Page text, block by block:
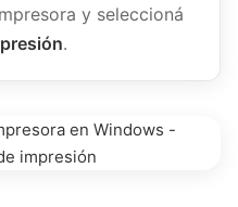
y seleccioná
.